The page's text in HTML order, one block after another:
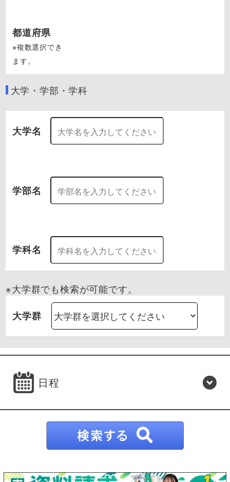
都道府県
※複数選択でき
ます。
大学・学部・学科
大学名
学部名
学科名
※大学群でも検索が可能です。
大学群
日程